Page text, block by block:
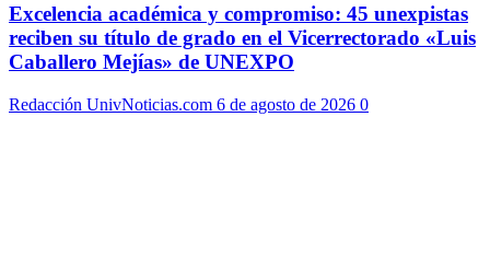
Excelencia académica y compromiso: 45 unexpistas
reciben su título de grado en el Vicerrectorado «Luis
Caballero Mejías» de UNEXPO
Redacción UnivNoticias.com 6 de agosto de 2026 0